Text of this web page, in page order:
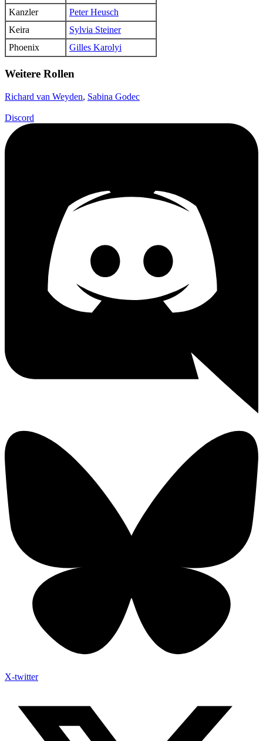
Kanzler
Peter Heusch
Keira
Sylvia Steiner
Phoenix
Gilles Karolyi
Weitere Rollen
Richard van Weyden, Sabina Godec
Discord
X-twitter